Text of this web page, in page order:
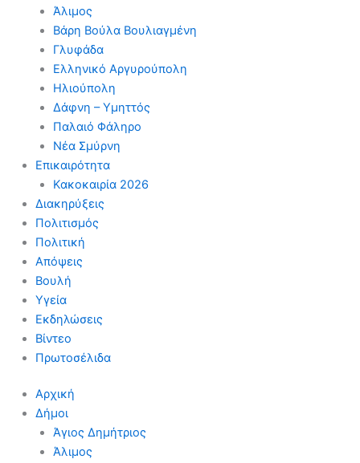
Άλιμος
Βάρη Βούλα Βουλιαγμένη
Γλυφάδα
Ελληνικό Αργυρούπολη
Ηλιούπολη
Δάφνη – Υμηττός
Παλαιό Φάληρο
Νέα Σμύρνη
Επικαιρότητα
Κακοκαιρία 2026
Διακηρύξεις
Πολιτισμός
Πολιτική
Απόψεις
Βουλή
Υγεία
Εκδηλώσεις
Βίντεο
Πρωτοσέλιδα
Αρχική
Δήμοι
Άγιος Δημήτριος
Άλιμος